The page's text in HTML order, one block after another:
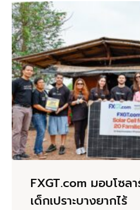
FXGT.com มอบโซล
เด็กเปราะบางยากไร้